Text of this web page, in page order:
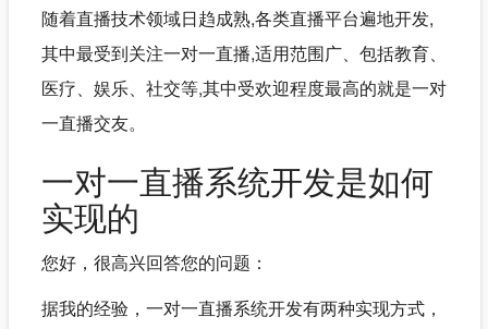
随着直播技术领域日趋成熟,各类直播平台遍地开发,
其中最受到关注一对一直播,适用范围广、包括教育、
医疗、娱乐、社交等,其中受欢迎程度最高的就是一对
一直播交友。
一对一直播系统开发是如何
实现的
您好，很高兴回答您的问题：
据我的经验，一对一直播系统开发有两种实现方式，